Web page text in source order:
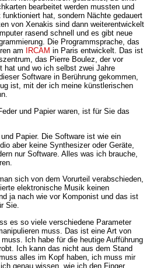
bearbeitet werden mussten und
hat, sondern Nächte gedauert
von Xenakis sind dann weiterentwickelt
rasend schnell und es gibt neue
Die Programmsprache, das
am
IRCAM in Paris entwickelt. Das ist
das Pierre Boulez, der vor
hat und wo ich selbst zwei Jahre
Software in Berührung gekommen,
ist, mit der ich meine künstlerischen
und Papier waren, ist für Sie das
Papier. Die Software ist wie ein
aber keine Synthesizer oder Geräte,
nur Software. Alles was ich brauche,
sich von dem Vorurteil verabschieden,
elektronische Musik keinen
ja nach wie vor Komponist und das ist
Sie.
es so viele verschiedene Parameter
muss. Das ist eine Art von
Ich habe für die heutige Aufführung
Ich kann das nicht aus dem Stand
alles im Kopf haben, ich muss mir
genau wissen, wie ich den Finger